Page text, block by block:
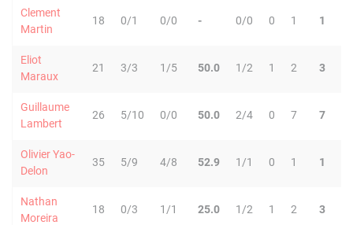
Clement
Martin
18 0/1 0/0 - 0/0 0 1 1
Eliot
Maraux
21 3/3 1/5 50.0 1/2 1 2 3
Guillaume
Lambert
26 5/10 0/0 50.0 2/4 0 7 7
Olivier Yao-
Delon
35 5/9 4/8 52.9 1/1 0 1 1
Nathan
Moreira
18 0/3 1/1 25.0 1/2 1 2 3